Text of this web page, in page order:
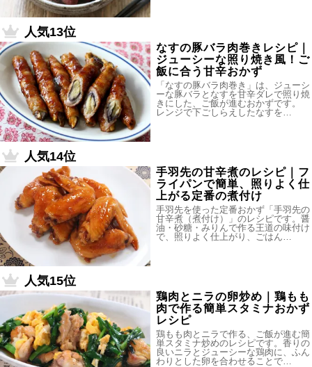
人気13位
なすの豚バラ肉巻きレシピ｜
ジューシーな照り焼き風！ご
飯に合う甘辛おかず
「なすの豚バラ肉巻き」は、ジューシ
ーな豚バラとなすを甘辛ダレで照り焼
きにした、ご飯が進むおかずです。
レンジで下ごしらえしたなすを…
人気14位
手羽先の甘辛煮のレシピ｜フ
ライパンで簡単、照りよく仕
上がる定番の煮付け
手羽先を使った定番おかず「手羽先の
甘辛煮（煮付け）」のレシピです。醤
油・砂糖・みりんで作る王道の味付け
で、照りよく仕上がり、ごはん…
人気15位
鶏肉とニラの卵炒め｜鶏もも
肉で作る簡単スタミナおかず
レシピ
鶏もも肉とニラで作る、ご飯が進む簡
単スタミナ炒めのレシピです。香りの
良いニラとジューシーな鶏肉に、ふん
わりとした卵を合わせることで…